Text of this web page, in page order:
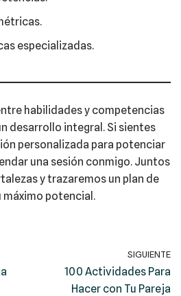
especializadas.
habilidades y competencias
desarrollo integral. Si sientes
personalizada para potenciar
una sesión conmigo. Juntos
y trazaremos un plan de
máximo potencial.
SIGUIENTE
100 Actividades Para
Hacer con Tu Pareja